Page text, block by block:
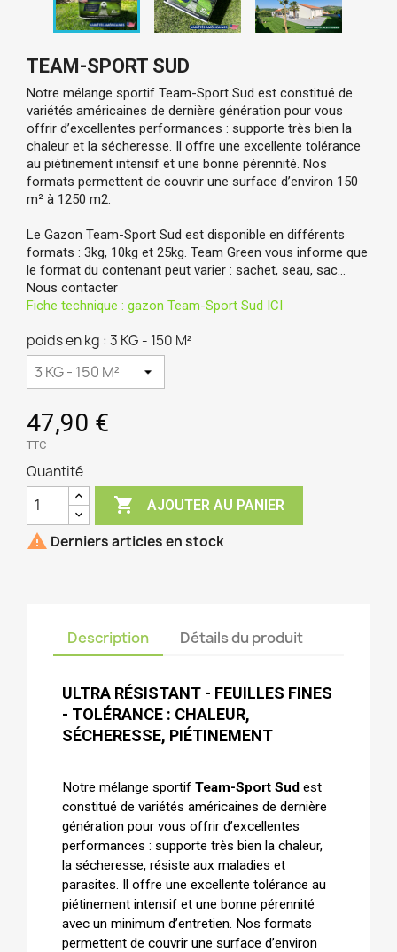
TEAM-SPORT SUD
Notre mélange sportif Team-Sport Sud est constitué de
variétés américaines de dernière génération pour vous
offrir d’excellentes performances : supporte très bien la
chaleur et la sécheresse. Il offre une excellente tolérance
au piétinement intensif et une bonne pérennité. Nos
formats permettent de couvrir une surface d’environ 150
m² à 1250 m2.
Le Gazon Team-Sport Sud est disponible en différents
formats : 3kg, 10kg et 25kg. Team Green vous informe que
le format du contenant peut varier : sachet, seau, sac…
Nous contacter
Fiche technique : gazon Team-Sport Sud ICI
poids en kg : 3 KG - 150 M²
47,90 €
TTC
Quantité
 AJOUTER AU PANIER
 Derniers articles en stock
Description Détails du produit
ULTRA RÉSISTANT - FEUILLES FINES
- TOLÉRANCE : CHALEUR,
SÉCHERESSE, PIÉTINEMENT
Notre mélange sportif Team-Sport Sud est
constitué de variétés américaines de dernière
génération pour vous offrir d’excellentes
performances : supporte très bien la chaleur,
la sécheresse, résiste aux maladies et
parasites. Il offre une excellente tolérance au
piétinement intensif et une bonne pérennité
avec un minimum d’entretien. Nos formats
permettent de couvrir une surface d’environ